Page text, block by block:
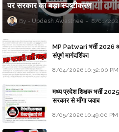
पर सरकार का बड़ा स्पष्टीकरण
Updesh Awasthee 8/01/
MP Patwari भर्ती 2026
संपूर्ण मार्गदर्शिका
8/04/2026 10:32:00 PM
मध्य प्रदेश शिक्षक भर्ती 2025:
सरकार से माँगा जवाब
8/05/2026 10:49:00 PM